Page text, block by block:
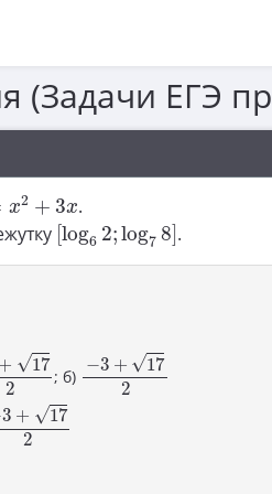
(Задачи ЕГЭ
x2 + 3x
3
.
log6 2;log7 8
[log 62;log 8].
+ √17
2
; б)
−3 + √17
2
3+ 2
3 + √17
2
3+ 2